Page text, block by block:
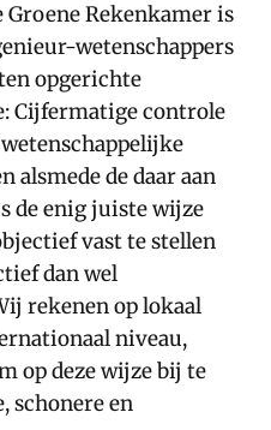
Rekenkamer is
wetenschappers
opgerichte
Cijfermatige controle
alsmede de daar aan
de enig juiste wijze
vast te stellen
dan wel
rekenen op lokaal
niveau,
op deze wijze bij te
schonere en